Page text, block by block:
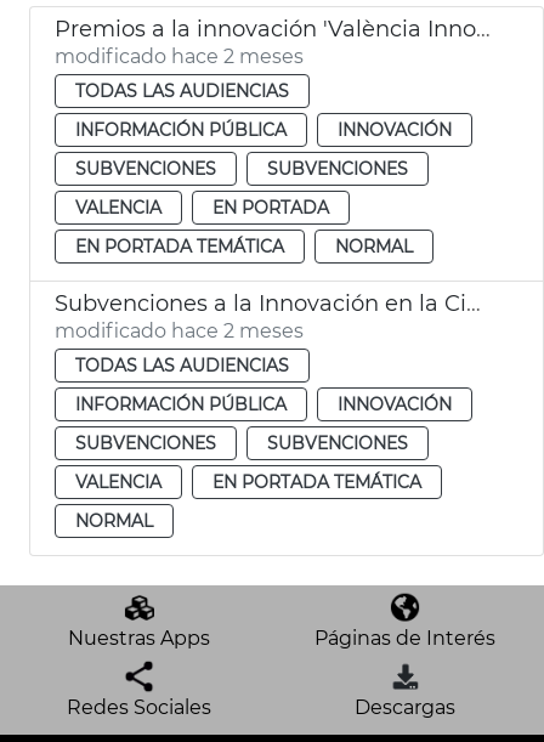
Premios a la innovación 'València Innovation Capital' 2026
modificado hace 2 meses
TODAS LAS AUDIENCIAS
INFORMACIÓN PÚBLICA
INNOVACIÓN
SUBVENCIONES
SUBVENCIONES
VALENCIA
EN PORTADA
EN PORTADA TEMÁTICA
NORMAL
Subvenciones a la Innovación en la Ciudad de València 2026
modificado hace 2 meses
TODAS LAS AUDIENCIAS
INFORMACIÓN PÚBLICA
INNOVACIÓN
SUBVENCIONES
SUBVENCIONES
VALENCIA
EN PORTADA TEMÁTICA
NORMAL
Nuestras Apps Páginas de Interés
Redes Sociales Descargas